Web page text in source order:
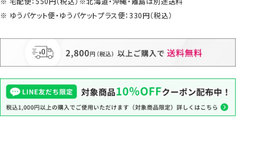
ゆうパケット便・ゆうパケットプラス便：330円（税込）